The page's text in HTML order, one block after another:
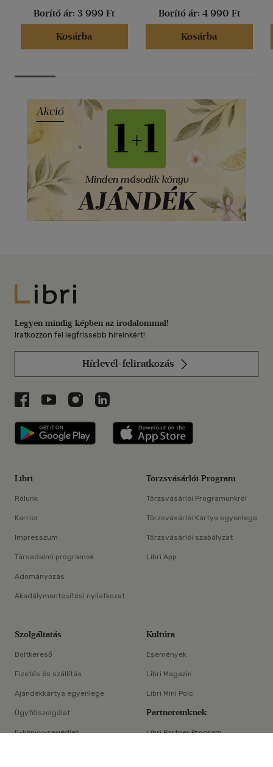
Borító ár: 3 999 Ft
Kosárba
Borító ár: 4 990 Ft
Kosárba
×
Libri
Legyen mindig képben az irodalommal!
Iratkozzon fel legfrissebb híreinkért!
Hírlevél-feliratkozás
Libri a Facebookon
Libri a Youtube-on
Libri az Instagramon
Libri a LinkedInen
Libri applikáció Szerezd meg: Google
Libri
Rólunk
Karrier
Impresszum
Társadalmi programok
Adományozás
Akadálymentesítési nyilatkozat
Törzsvásárlói Program
Törzsvásárlói Programunkról
Törzsvásárlói Kártya egyenlege
Törzsvásárlói szabályzat
Libri App
Szolgáltatás
Boltkereső
Fizetés és szállítás
Ajándékkártya egyenlege
Ügyfélszolgálat
E-könyv-segédlet
Kultúra
Események
Libri Magazin
Libri Mini Polc
Partnereinknek
Libri Partner Program